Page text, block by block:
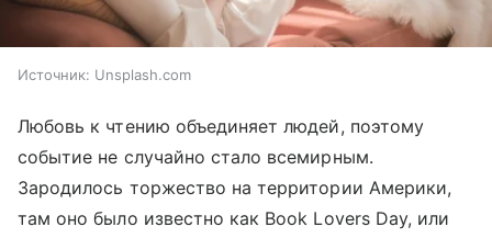
Источник: Unsplash.com
Любовь к чтению объединяет людей, поэтому
событие не случайно стало всемирным.
Зародилось торжество на территории Америки,
там оно было известно как Book Lovers Day, или